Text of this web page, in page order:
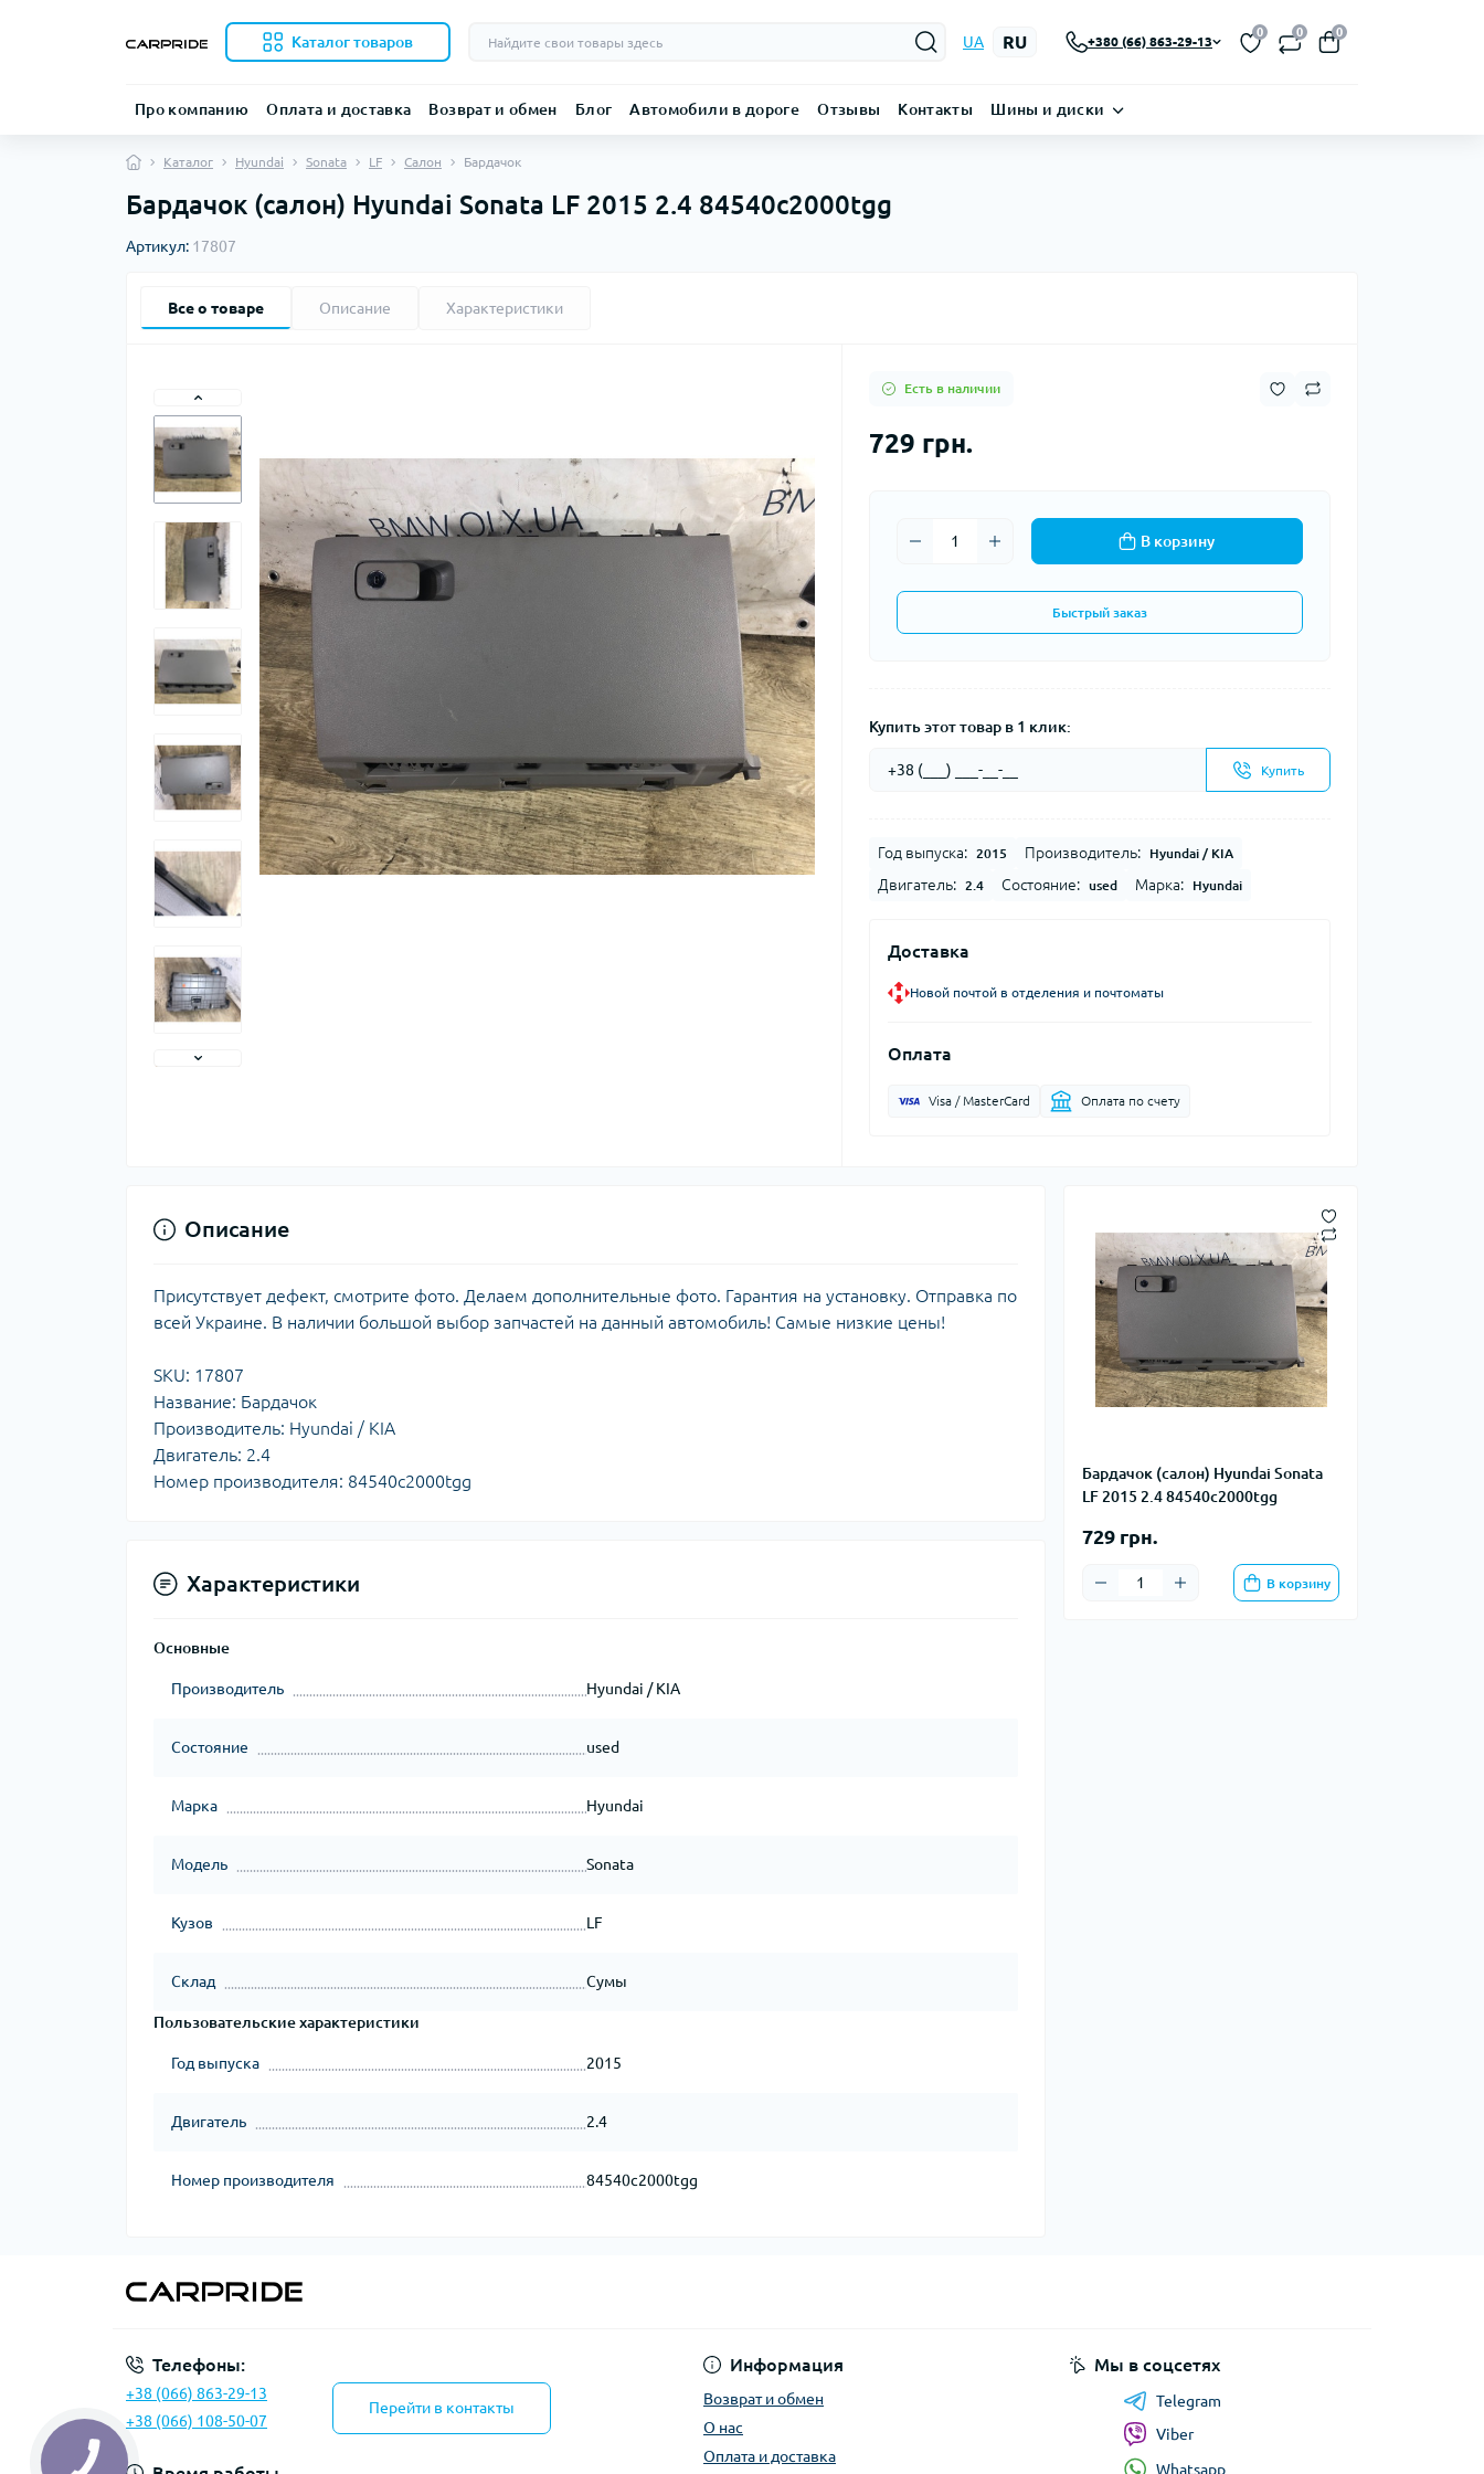
Каталог товаров UA RU +380 (66) 863-29-13
0 0 0
Про компанию Оплата и доставка Возврат и обмен Блог Автомобили в дороге Отзывы Контакты Шины и диски
Каталог Hyundai Sonata LF Салон Бардачок
Бардачок (салон) Hyundai Sonata LF 2015 2.4 84540c2000tgg
Артикул: 17807
Все о товаре Описание Характеристики
Есть в наличии
729 грн.
В корзину
Быстрый заказ
Купить этот товар в 1 клик:
Купить
Год выпуска: 2015 Производитель: Hyundai / KIA
Двигатель: 2.4 Состояние: used Марка: Hyundai
Доставка
Новой почтой в отделения и почтоматы
Оплата
Visa / MasterCard Оплата по счету
Бардачок (салон) Hyundai Sonata
LF 2015 2.4 84540c2000tgg
729 грн.
В корзину
Описание
Присутствует дефект, смотрите фото. Делаем дополнительные фото. Гарантия на установку. Отправка по
всей Украине. В наличии большой выбор запчастей на данный автомобиль! Самые низкие цены!
SKU: 17807
Название: Бардачок
Производитель: Hyundai / KIA
Двигатель: 2.4
Номер производителя: 84540c2000tgg
Характеристики
Основные
Производитель Hyundai / KIA
Состояние used
Марка Hyundai
Модель Sonata
Кузов LF
Склад Сумы
Пользовательские характеристики
Год выпуска 2015
Двигатель 2.4
Номер производителя 84540c2000tgg
Телефоны:
+38 (066) 863-29-13
+38 (066) 108-50-07
Перейти в контакты
Информация
Возврат и обмен
О нас
Оплата и доставка
Мы в соцсетях
Telegram
Viber
Whatsapp